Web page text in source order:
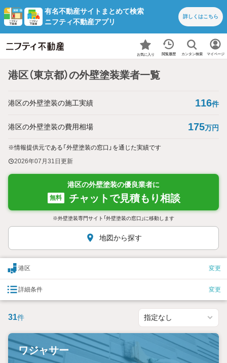
有名不動産サイトまとめて検索
ニフティ不動産アプリ
詳しくはこちら
お気に入り 閲覧履歴 カンタン検索 マイページ
港区（東京都）の外壁塗装業者一覧
港区の外壁塗装の施工実績 116件
港区の外壁塗装の費用相場 175万円
※情報提供元である「外壁塗装の窓口」を通じた実績です
2026年07月31日更新
港区の外壁塗装の優良業者に
無料 チャットで見積もり相談
※外壁塗装専門サイト「外壁塗装の窓口」に移動します
地図から探す
港区 変更
詳細条件 変更
31件
ワジャサー